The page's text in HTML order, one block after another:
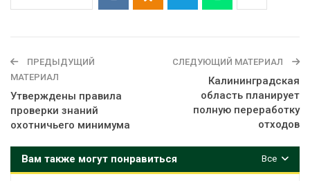
ПРЕДЫДУЩИЙ
МАТЕРИАЛ
Утверждены правила
проверки знаний
охотничьего минимума
СЛЕДУЮЩИЙ МАТЕРИАЛ
Калининградская
область планирует
полную переработку
отходов
Все
Вам также могут понравиться